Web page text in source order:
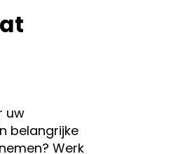
uw
belangrijke
Werk